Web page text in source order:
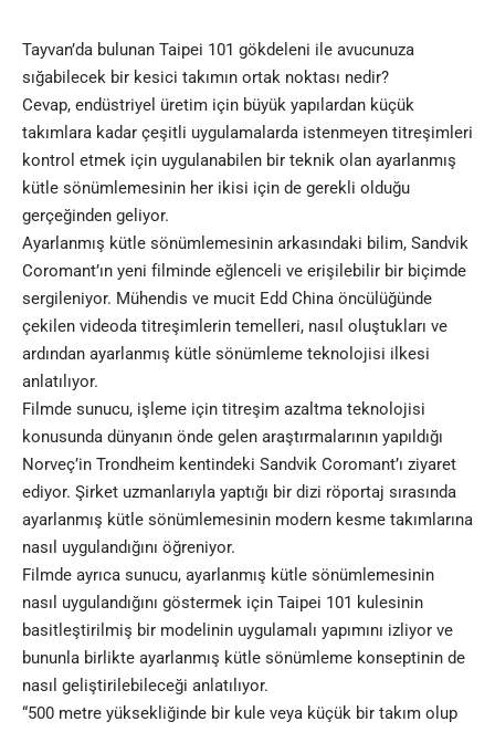
Tayvan’da bulunan Taipei 101 gökdeleni ile avucunuza
sığabilecek bir kesici takımın ortak noktası nedir?
Cevap, endüstriyel üretim için büyük yapılardan küçük
takımlara kadar çeşitli uygulamalarda istenmeyen titreşimleri
kontrol etmek için uygulanabilen bir teknik olan ayarlanmış
kütle sönümlemesinin her ikisi için de gerekli olduğu
gerçeğinden geliyor.
Ayarlanmış kütle sönümlemesinin arkasındaki bilim, Sandvik
Coromant’ın yeni filminde eğlenceli ve erişilebilir bir biçimde
sergileniyor. Mühendis ve mucit Edd China öncülüğünde
çekilen videoda titreşimlerin temelleri, nasıl oluştukları ve
ardından ayarlanmış kütle sönümleme teknolojisi ilkesi
anlatılıyor.
Filmde sunucu, işleme için titreşim azaltma teknolojisi
konusunda dünyanın önde gelen araştırmalarının yapıldığı
Norveç’in Trondheim kentindeki Sandvik Coromant’ı ziyaret
ediyor. Şirket uzmanlarıyla yaptığı bir dizi röportaj sırasında
ayarlanmış kütle sönümlemesinin modern kesme takımlarına
nasıl uygulandığını öğreniyor.
Filmde ayrıca sunucu, ayarlanmış kütle sönümlemesinin
nasıl uygulandığını göstermek için Taipei 101 kulesinin
basitleştirilmiş bir modelinin uygulamalı yapımını izliyor ve
bununla birlikte ayarlanmış kütle sönümleme konseptinin de
nasıl geliştirilebileceği anlatılıyor.
“500 metre yüksekliğinde bir kule veya küçük bir takım olup